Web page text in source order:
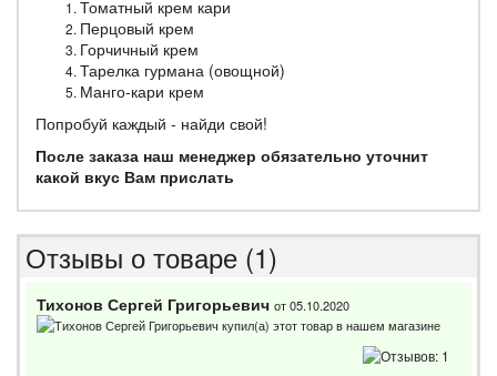
Томатный крем кари
Перцовый крем
Горчичный крем
Тарелка гурмана (овощной)
Манго-кари крем
Попробуй каждый - найди свой!
После заказа наш менеджер обязательно уточнит
какой вкус Вам прислать
Отзывы о товаре (1)
Тихонов Сергей Григорьевич от 05.10.2020